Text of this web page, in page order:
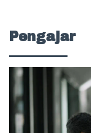
Pengajar